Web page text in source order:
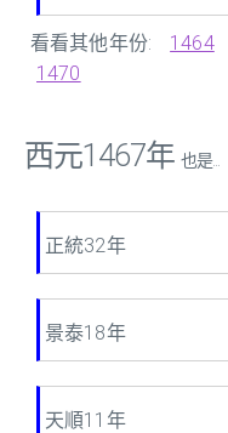
看看其他年份: 1464
1470
西元1467年 也是...
正統32年
景泰18年
天順11年